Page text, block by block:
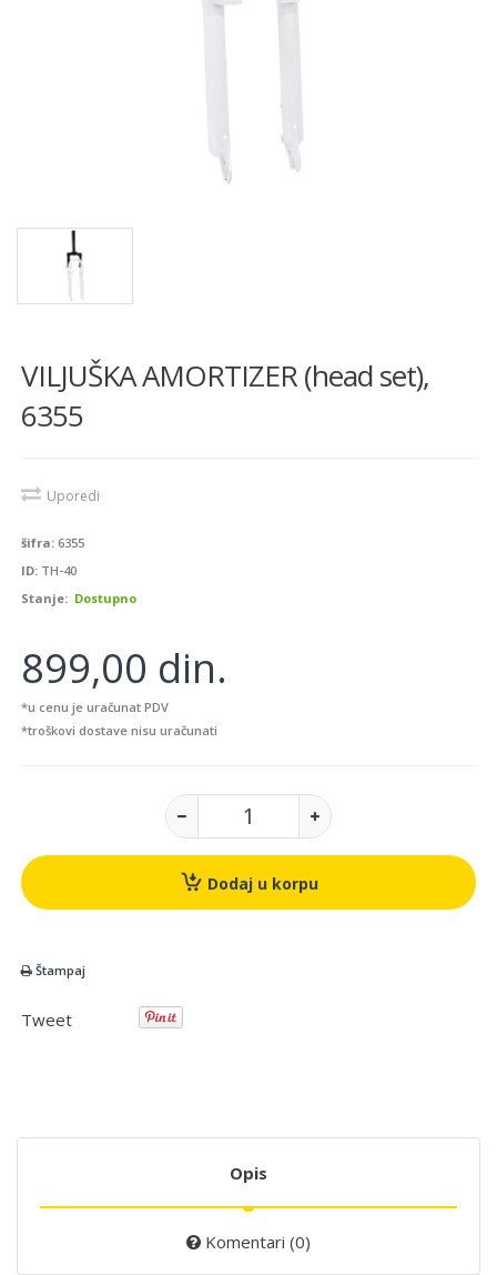
VILJUŠKA AMORTIZER (head set),
6355
Uporedi
šifra: 6355
ID: TH-40
Stanje: Dostupno
899,00 din.
*u cenu je uračunat PDV
*troškovi dostave nisu uračunati
Dodaj u korpu
Štampaj
Tweet
Opis
Komentari (0)